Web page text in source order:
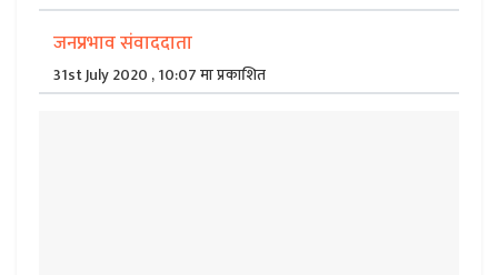
जनप्रभाव संवाददाता
31st July 2020 , 10:07 मा प्रकाशित